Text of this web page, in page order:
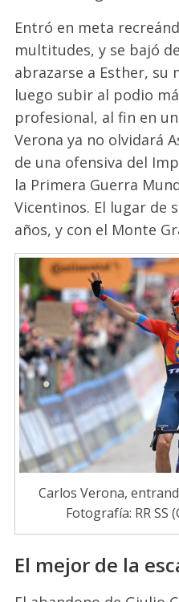
Entró en meta
multitudes, y se bajó
abrazarse a Esther, su
luego subir al podio
profesional, al fin en
Verona ya no olvidará
de una ofensiva del
la Primera Guerra
Vicentinos. El lugar de
años, y con el Monte
Carlos Verona,
Fotografía: RR SS
El mejor de la